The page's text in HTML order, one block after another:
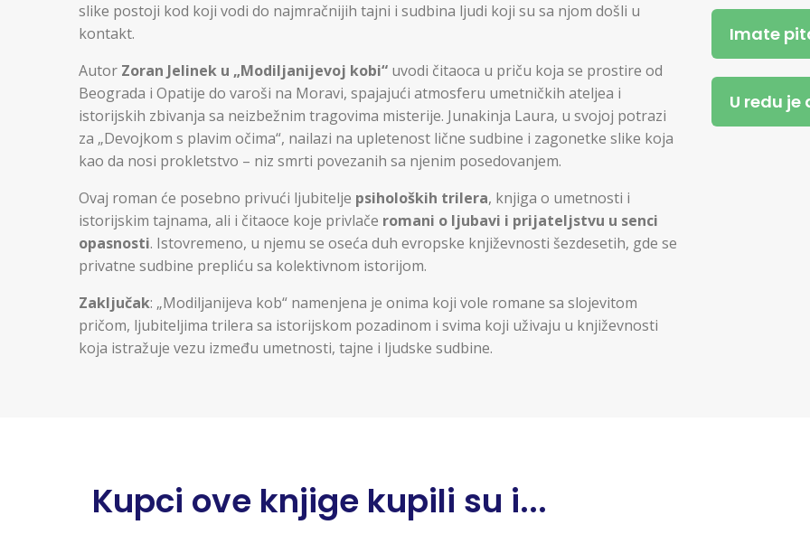
slike postoji kod koji vodi do najmračnijih tajni i sudbina ljudi koji su sa njom došli u
kontakt.
Autor Zoran Jelinek u „Modiljanijevoj kobi“ uvodi čitaoca u priču koja se prostire od
Beograda i Opatije do varoši na Moravi, spajajući atmosferu umetničkih ateljea i
istorijskih zbivanja sa neizbežnim tragovima misterije. Junakinja Laura, u svojoj potrazi
za „Devojkom s plavim očima“, nailazi na upletenost lične sudbine i zagonetke slike koja
kao da nosi prokletstvo – niz smrti povezanih sa njenim posedovanjem.
Ovaj roman će posebno privući ljubitelje psiholoških trilera, knjiga o umetnosti i
istorijskim tajnama, ali i čitaoce koje privlače romani o ljubavi i prijateljstvu u senci
opasnosti. Istovremeno, u njemu se oseća duh evropske književnosti šezdesetih, gde se
privatne sudbine prepliću sa kolektivnom istorijom.
Zaključak: „Modiljanijeva kob“ namenjena je onima koji vole romane sa slojevitom
pričom, ljubiteljima trilera sa istorijskom pozadinom i svima koji uživaju u književnosti
koja istražuje vezu između umetnosti, tajne i ljudske sudbine.
Imate
U redu
Kupci ove knjige kupili su i...